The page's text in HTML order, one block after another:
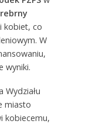
kobiet, co
W
wyniki.
Wydziału
miasto
kobiecemu,